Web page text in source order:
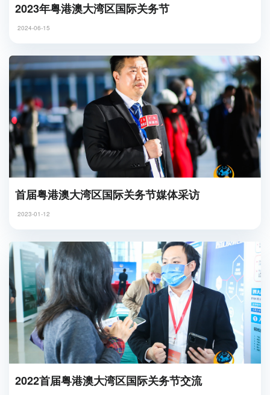
2023年粤港澳大湾区国际关务节
2024-06-15
首届粤港澳大湾区国际关务节媒体采访
2023-01-12
2022首届粤港澳大湾区国际关务节交流